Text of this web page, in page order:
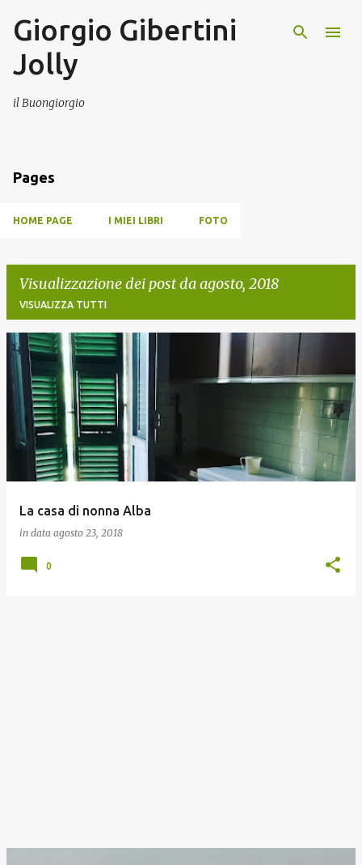
Passa ai contenuti principali
Giorgio Gibertini
Jolly
il Buongiorgio
Pages
HOME PAGE I MIEI LIBRI FOTO
Visualizzazione dei post da agosto, 2018
VISUALIZZA TUTTI
P
La casa di nonna Alba
in data agosto 23, 2018
0